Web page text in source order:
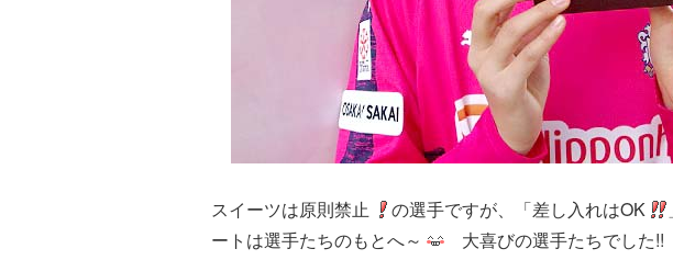
スイーツは原則禁止 の選手ですが、「差し入れはOK
ートは選手たちのもとへ～
大喜びの選手たちでした!!